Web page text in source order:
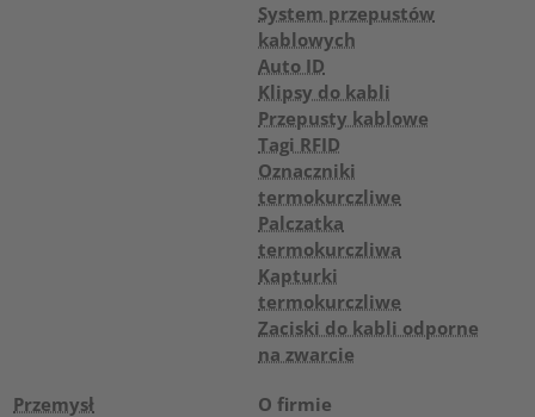
System przepustów
kablowych
Auto ID
Klipsy do kabli
Przepusty kablowe
Tagi RFID
Oznaczniki
termokurczliwe
Palczatka
termokurczliwa
Kapturki
termokurczliwe
Zaciski do kabli odporne
na zwarcie
Przemysł
O firmie